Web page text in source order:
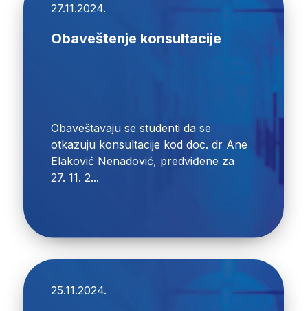
27.11.2024.
Obaveštenje konsultacije
Obaveštavaju se studenti da se
otkazuju konsultacije kod doc. dr Ane
Elaković Nenadović, predviđene za
27. 11. 2...
25.11.2024.